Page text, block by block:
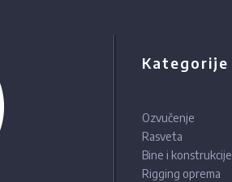
Kategorije
Ozvučenje
Rasveta
Bine i konstrukcije
Rigging oprema